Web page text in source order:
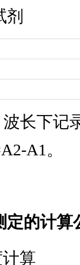
长下记
A1。
定的计算
算